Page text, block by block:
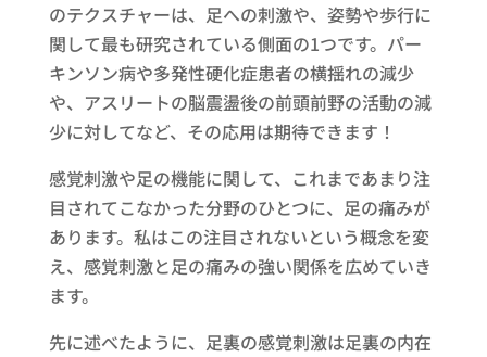
のテクスチャーは、足への刺激や、姿勢や歩行に
関して最も研究されている側面の1つです。パー
キンソン病や多発性硬化症患者の横揺れの減少
や、アスリートの脳震盪後の前頭前野の活動の減
少に対してなど、その応用は期待できます！
感覚刺激や足の機能に関して、これまであまり注
目されてこなかった分野のひとつに、足の痛みが
あります。私はこの注目されないという概念を変
え、感覚刺激と足の痛みの強い関係を広めていき
ます。
先に述べたように、足裏の感覚刺激は足裏の内在